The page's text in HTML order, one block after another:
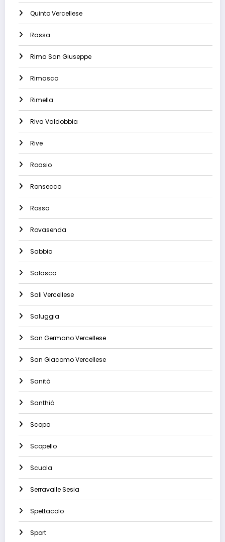
Quinto Vercellese
Rassa
Rima San Giuseppe
Rimasco
Rimella
Riva Valdobbia
Rive
Roasio
Ronsecco
Rossa
Rovasenda
Sabbia
Salasco
Sali Vercellese
Saluggia
San Germano Vercellese
San Giacomo Vercellese
Sanità
Santhià
Scopa
Scopello
Scuola
Serravalle Sesia
Spettacolo
Sport